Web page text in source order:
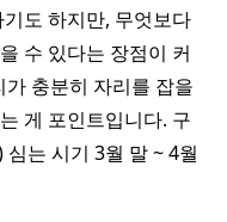
도 하지만, 무엇보다
수 있다는 장점이 커
충분히 자리를 잡을
게 포인트입니다. 구
는 시기 3월 말 ~ 4월